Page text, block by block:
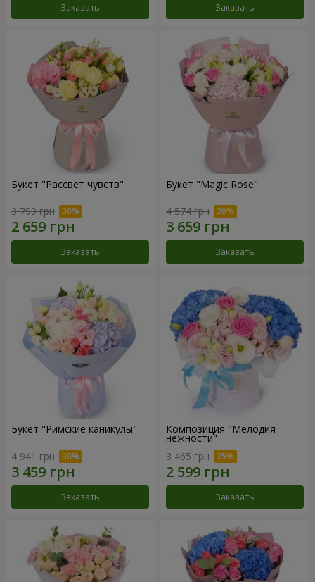
Заказать Заказать
Букет "Рассвет чувств"
3 799 грн
Заказать
Букет "Magic Rose"
4 574 грн
Заказать
Букет "Римские каникулы"
4 941 грн
Заказать
Композиция "Мелодия
нежности"
3 465 грн
Заказать